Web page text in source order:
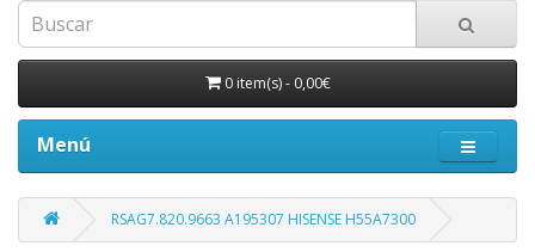
0 item(s)- 0,00€
Menú
RSAG7.820.9663 A195307 HISENSE H55A7300